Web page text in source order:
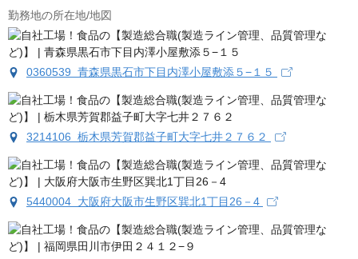
勤務地の所在地/地図
0360539 青森県黒石市下目内澤小屋敷添５−１５
3214106 栃木県芳賀郡益子町大字七井２７６２
5440004 大阪府大阪市生野区巽北1丁目26－4